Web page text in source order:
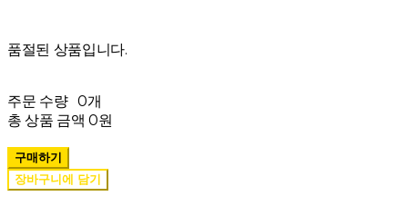
품절된 상품입니다.
주문 수량 0개
총 상품 금액 0원
구매하기
장바구니에 담기